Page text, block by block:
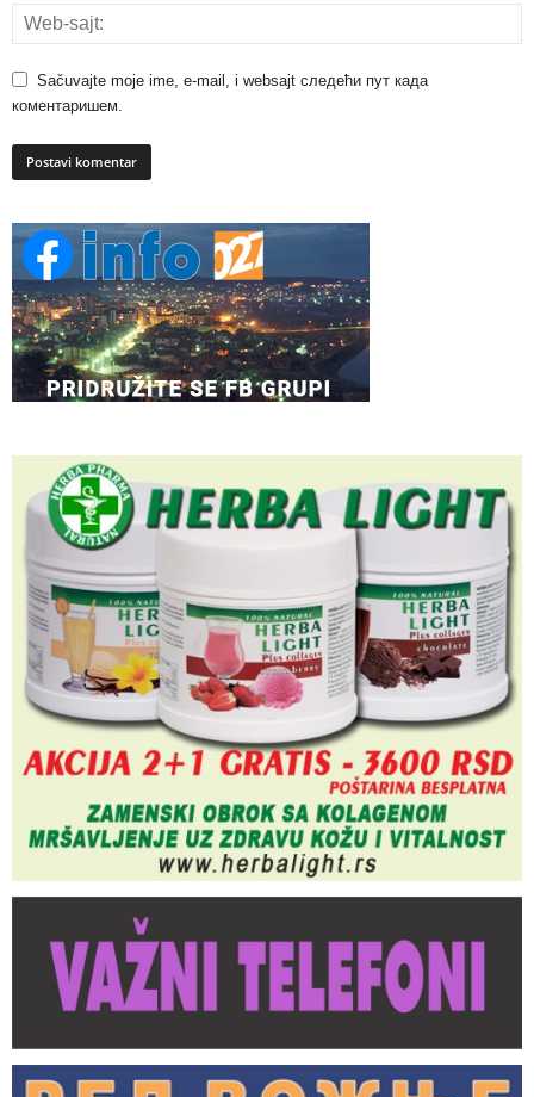
Sačuvajte moje ime, e-mail, i websajt следећи пут када
коментаришем.